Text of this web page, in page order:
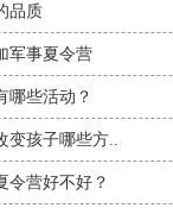
品质
军事夏令营
哪些活动？
变孩子哪些方..
令营好不好？